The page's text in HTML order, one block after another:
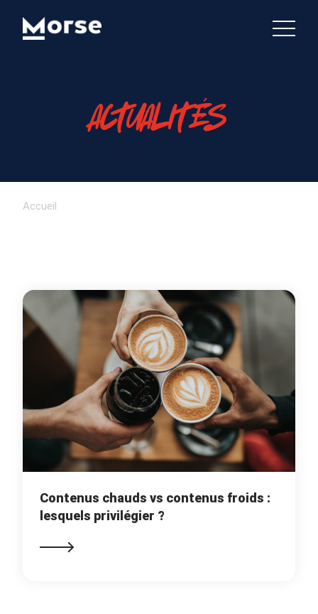
ACTUALITÉS
Accueil
Contenus chauds vs contenus froids :
lesquels privilégier ?